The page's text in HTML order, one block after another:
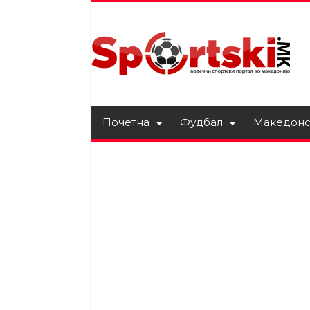
Почетна Фудбал